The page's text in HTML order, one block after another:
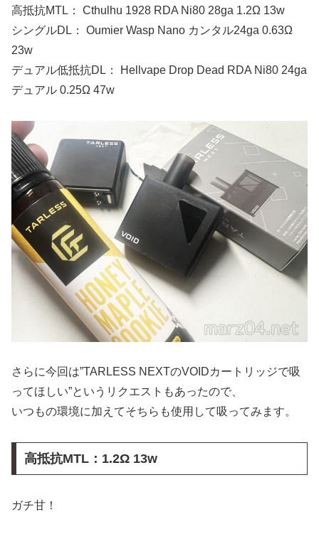
高抵抗MTL： Cthulhu 1928 RDA Ni80 28ga 1.2Ω 13w
シングルDL： Oumier Wasp Nano カンタル24ga 0.63Ω
23w
デュアル低抵抗DL： Hellvape Drop Dead RDA Ni80 24ga
デュアル 0.25Ω 47w
さらに今回は”TARLESS NEXTのVOIDカートリッジで吸
ってほしい”というリクエストもあったので、
いつもの環境に加えてそちらも使用して吸ってみます。
高抵抗MTL：1.2Ω 13w
ガチ甘！